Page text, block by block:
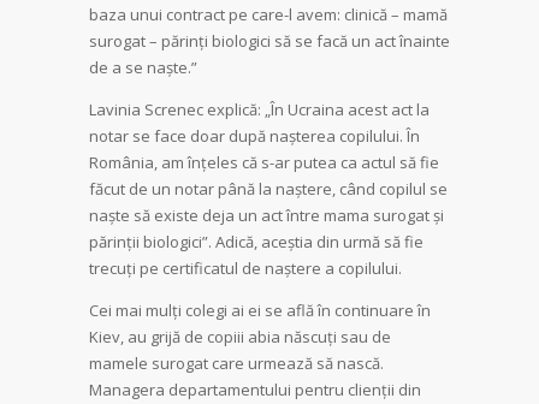
baza unui contract pe care-l avem: clinică – mamă
surogat – părinți biologici să se facă un act înainte
de a se naște.”
Lavinia Screnec explică: „În Ucraina acest act la
notar se face doar după nașterea copilului. În
România, am înțeles că s-ar putea ca actul să fie
făcut de un notar până la naștere, când copilul se
naște să existe deja un act între mama surogat și
părinții biologici”. Adică, aceștia din urmă să fie
trecuți pe certificatul de naștere a copilului.
Cei mai mulți colegi ai ei se află în continuare în
Kiev, au grijă de copiii abia născuți sau de
mamele surogat care urmează să nască.
Managera departamentului pentru clienții din